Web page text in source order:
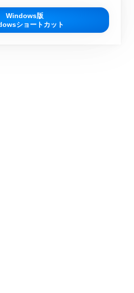
Windows版
ショートカット